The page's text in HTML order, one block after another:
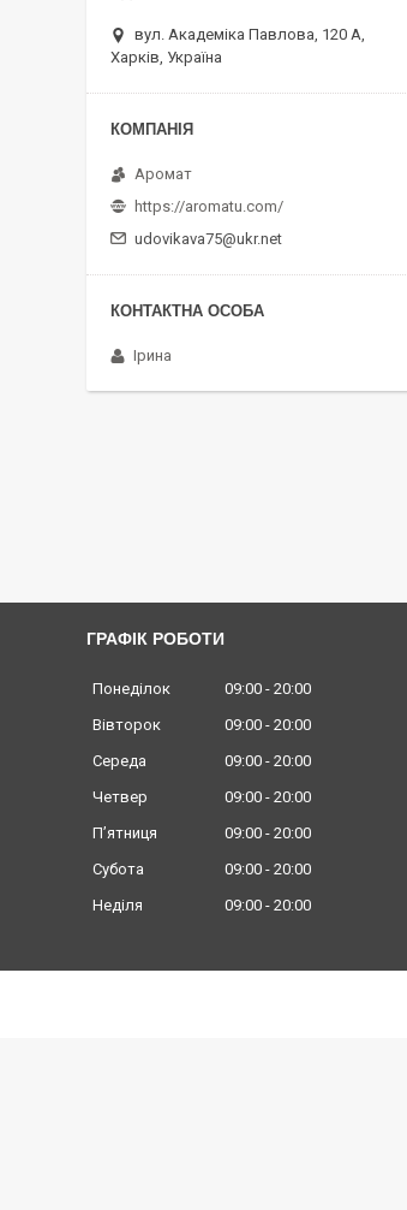
вул. Академіка Павлова, 120 А,
Харків, Україна
Аромат
https://aromatu.com/
udovikava75@ukr.net
Ірина
ГРАФІК РОБОТИ
Понеділок 09:00
20:00
Вівторок
09:00
20:00
Середа
09:00
20:00
Четвер
09:00
20:00
Пʼятниця
09:00
20:00
Субота
09:00
20:00
Неділя
09:00 20:00